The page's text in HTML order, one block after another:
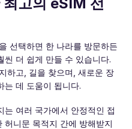
선택하면 한 나라를 방문하든
씬 더 쉽게 만들 수 있습니다.
하고, 길을 찾으며, 새로운 장
는 데 도움이 됩니다.
는 여러 국가에서 안정적인 접
허니문 목적지 간에 방해받지